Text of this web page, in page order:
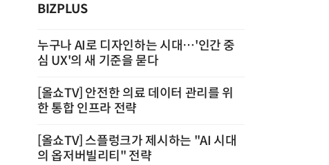
BIZPLUS
누구나 AI로 디자인하는 시대…'인간 중
심 UX'의 새 기준을 묻다
[올쇼TV] 안전한 의료 데이터 관리를 위
한 통합 인프라 전략
[올쇼TV] 스플렁크가 제시하는 "AI 시대
의 옵저버빌리티" 전략